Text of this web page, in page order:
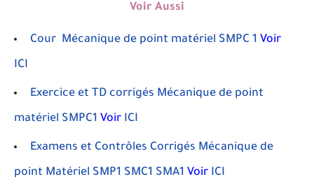
Voir Aussi
Cour Mécanique de point matériel SMPC 1 Voir
ICI
Exercice et TD corrigés Mécanique de point
matériel SMPC1 Voir ICI
Examens et Contrôles Corrigés Mécanique de
point Matériel SMP1 SMC1 SMA1 Voir ICI